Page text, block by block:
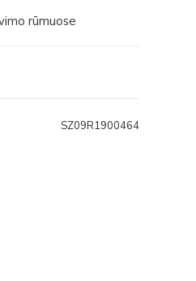
rūmuose
SZ09R1900464